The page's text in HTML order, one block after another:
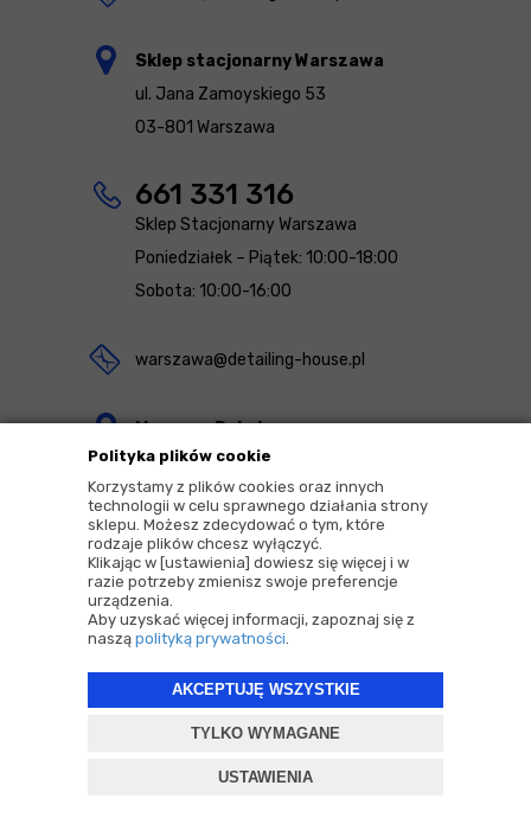
Polityka plików cookie
Korzystamy z plików cookies oraz innych
technologii w celu sprawnego działania strony
sklepu. Możesz zdecydować o tym, które
rodzaje plików chcesz wyłączyć.
Klikając w [ustawienia] dowiesz się więcej i w
razie potrzeby zmienisz swoje preferencje
urządzenia.
Aby uzyskać więcej informacji, zapoznaj się z
naszą polityką prywatności.
AKCEPTUJĘ WSZYSTKIE
TYLKO WYMAGANE
USTAWIENIA
Sklep stacjonarny Warszawa
ul. Jana Zamoyskiego 53
03-801 Warszawa
661 331 316
Sklep Stacjonarny Warszawa
Poniedziałek – Piątek: 10:00-18:00
Sobota: 10:00-16:00
warszawa@detailing-house.pl
Magazyn Rekcin
Nomos Sp. z o.o. sp.k.
ul. Agrestowa 1
83-010 Rekcin
2026 © Copyrights by |Detailing House